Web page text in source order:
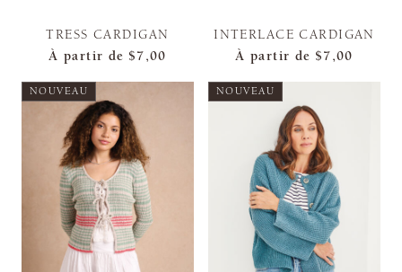
TRESS CARDIGAN
À partir de $7,00
INTERLACE CARDIGAN
À partir de $7,00
NOUVEAU NOUVEAU